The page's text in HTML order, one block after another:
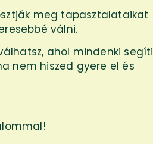
meg tapasztalataikat
válni.
ahol mindenki segíti
nem hiszed gyere el és